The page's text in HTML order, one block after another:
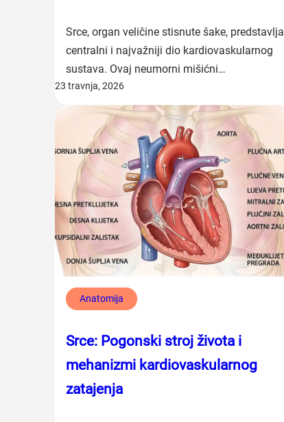
Srce, organ veličine stisnute šake, predstavlja
centralni i najvažniji dio kardiovaskularnog
sustava. Ovaj neumorni mišićni…
23 travnja, 2026
Anatomija
Srce: Pogonski stroj života i
mehanizmi kardiovaskularnog
zatajenja